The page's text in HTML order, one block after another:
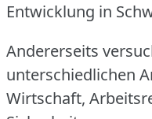
Entwicklung in
Andererseits
unterschiedlichen
Wirtschaft,